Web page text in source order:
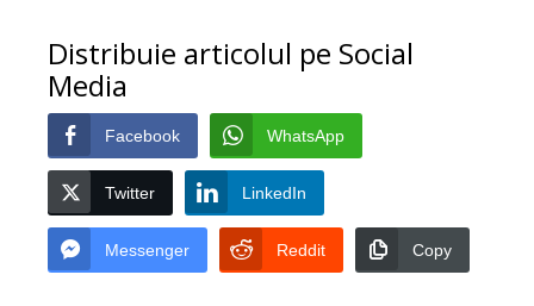
Distribuie articolul pe Social
Media
Facebook WhatsApp
Twitter LinkedIn
Messenger Reddit Copy